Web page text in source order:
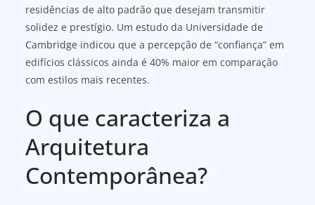
residências de alto padrão que desejam transmitir
solidez e prestígio. Um estudo da Universidade de
Cambridge indicou que a percepção de “confiança” em
edifícios clássicos ainda é 40% maior em comparação
com estilos mais recentes.
O que caracteriza a
Arquitetura
Contemporânea?